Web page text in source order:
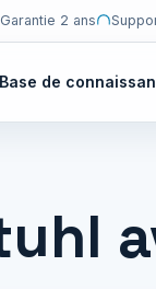
Garantie 2 ans
Base de